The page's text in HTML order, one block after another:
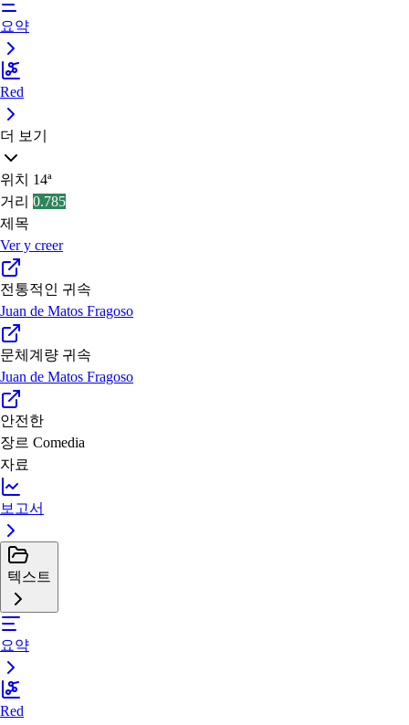
요약
Red
더 보기
위치
14ª
거리 0.785
제목
Ver y creer
전통적인 귀속
Juan de Matos Fragoso
문체계량 귀속
Juan de Matos Fragoso
안전한
장르 Comedia
자료
보고서
텍스트
요약
Red